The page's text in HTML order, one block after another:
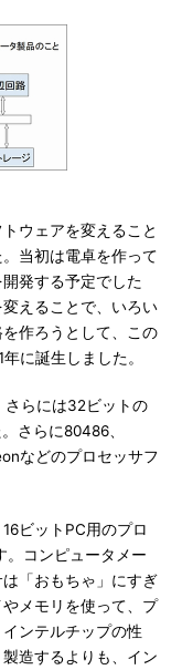
ウェアを変えること
当初は電卓を作って
発する予定でした
えることで、いろい
作ろうとして、この
に誕生しました。
らには32ビットの
さらに80486、
などのプロセッサフ
ビットPC用のプロ
。コンピュータメー
「おもちゃ」にすぎ
メモリを使って、プ
ンテルチップの性
造するよりも、イン